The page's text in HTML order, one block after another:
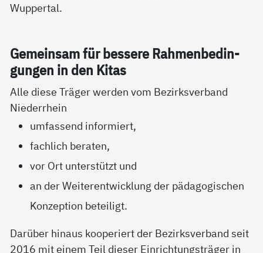
Wuppertal.
Ge­mein­sam für bes­se­re Rah­men­be­din­
gun­gen in den Ki­tas
Alle diese Träger werden vom Bezirksverband
Niederrhein
umfassend informiert,
fachlich beraten,
vor Ort unterstützt und
an der Weiterentwicklung der pädagogischen
Konzeption beteiligt.
Darüber hinaus kooperiert der Bezirksverband seit
2016 mit einem Teil dieser Einrichtungsträger in